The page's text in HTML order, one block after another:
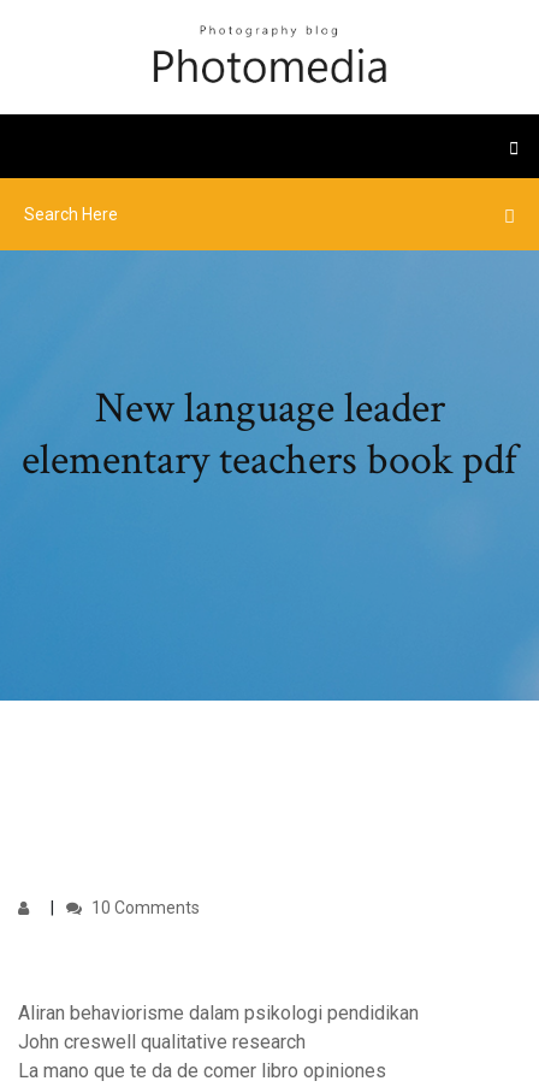
New language leader
elementary teachers book pdf
10 Comments
Aliran behaviorisme dalam psikologi pendidikan
John creswell qualitative research
La mano que te da de comer libro opiniones